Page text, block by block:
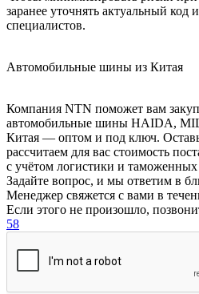
заранее уточнять актуальный
специалистов.
Автомобильные шины из Китая
Компания NTN поможет вам
автомобильные шины HAIDA,
Китая — оптом и под ключ.
рассчитаем для вас стоимость
с учётом логистики и
Задайте вопрос, и мы ответим в
Менеджер свяжется с вами в
Если этого не произошло,
58